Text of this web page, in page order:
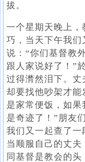
拔。
一个星期天晚上，
巧，当天下午我
说：“你们基督教
跟人家说好了！”
过得潸然泪下。丈
却要找他吵架才能
是家常便饭，如
是奇迹了！”朋友
我们又一起查了一
当顺服自己的丈
同基督是教会的